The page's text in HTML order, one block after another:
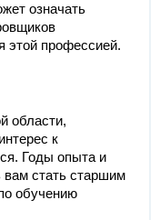
означать
этой профессией.
области,
к
Годы опыта и
вам стать старшим
обучению